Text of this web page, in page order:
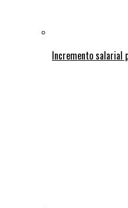
Incremento salarial